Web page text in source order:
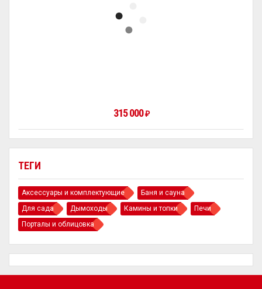
ТЕГИ
Аксессуары и комплектующие
Баня и сауна
Для сада
Дымоходы Камины и топки
Печи
Порталы и облицовка
315 000₽